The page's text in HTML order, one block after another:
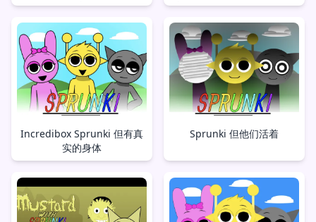
Incredibox Sprunki 但有真
实的身体
Sprunki 但他们活着